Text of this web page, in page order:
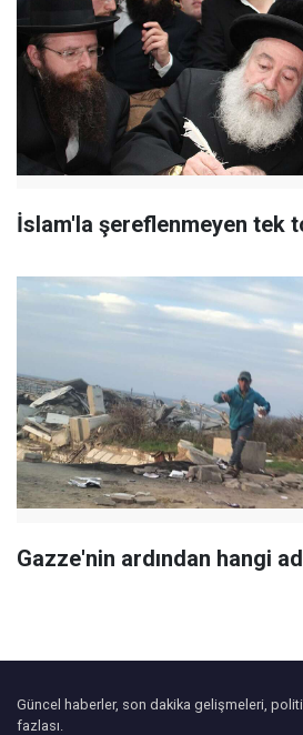
İslam'la şereflenmeyen tek
Gazze'nin ardından hangi
Güncel haberler, son dakika gelişmeleri,
fazlası.